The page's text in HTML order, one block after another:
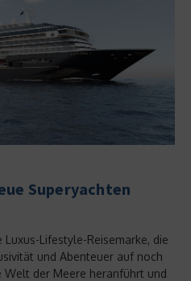
Superyachten
Lifestyle-Reisemarke, die
und Abenteuer auf noch
Welt der Meere heranführt und